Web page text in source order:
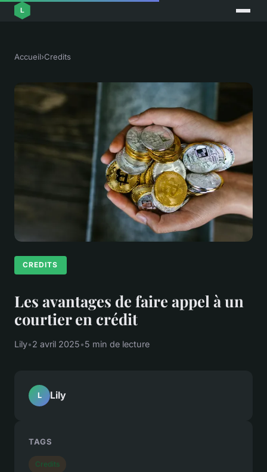
Accueil›Credits
CREDITS
Les avantages de faire appel à un
courtier en crédit
Lily•2 avril 2025•5 min de lecture
L Lily
TAGS
Credits